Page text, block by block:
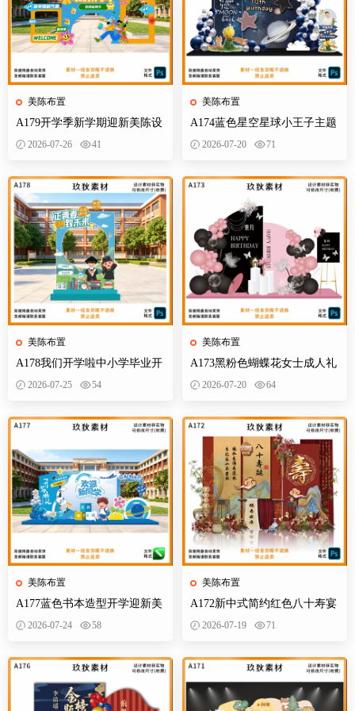
美陈布置
A179开学季新学期迎新美陈设
计素材校园活动布置KT板背景
2026-07-26 41
美陈布置
A178我们开学啦中小学毕业开
学季拍照打卡美陈布置素材
2026-07-25 54
美陈布置
A177蓝色书本造型开学迎新美
陈KT板欢迎新同学开学典礼合
2026-07-24 58
美陈布置
A174蓝色星空星球小王子主题
宝宝宴百天十岁生日舞台设计
2026-07-20 71
美陈布置
A173黑粉色蝴蝶花女士成人礼
生日典礼庆典网红装饰布置PS
2026-07-20 64
美陈布置
A172新中式简约红色八十寿宴
生日宴舞台迎宾区背景布置
2026-07-19 71